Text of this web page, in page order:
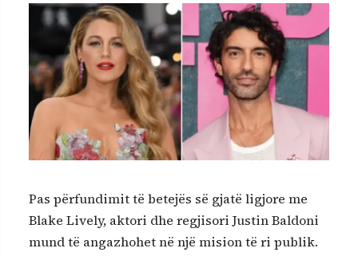
Pas përfundimit të betejës së gjatë ligjore me
Blake Lively, aktori dhe regjisori Justin Baldoni
mund të angazhohet në një mision të ri publik.